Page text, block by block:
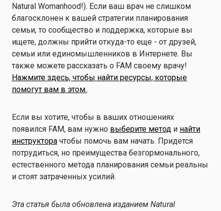
Natural Womanhood!). Если ваш врач не слишком
благосклонен к вашей стратегии планирования
семьи, то сообщество и поддержка, которые вы
ищете, должны прийти откуда-то еще - от друзей,
семьи или единомышленников в Интернете. Вы
также можете рассказать о FAM своему врачу!
Нажмите здесь, чтобы найти ресурсы, которые
помогут вам в этом..
Если вы хотите, чтобы в ваших отношениях
появился FAM, вам нужно выберите метод и найти
инструктора чтобы помочь вам начать. Придется
потрудиться, но преимущества безгормонального,
естественного метода планирования семьи реальны
и стоят затраченных усилий.
Эта статья была обновлена изданием Natural